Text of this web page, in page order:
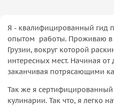
Я - квалифицированный гид
опытом работы. Проживаю в
Грузии, вокруг которой
интересных мест. Начиная
заканчивая потрясающими
Так же я
кулинарии. Так что, я легко